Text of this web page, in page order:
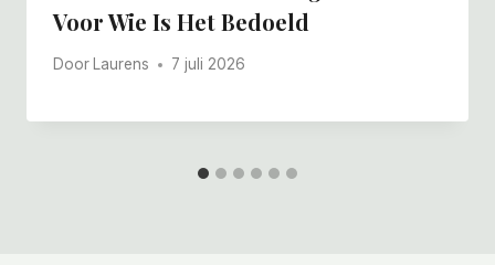
Voor Wie Is Het Bedoeld
Door Laurens 7 juli 2026